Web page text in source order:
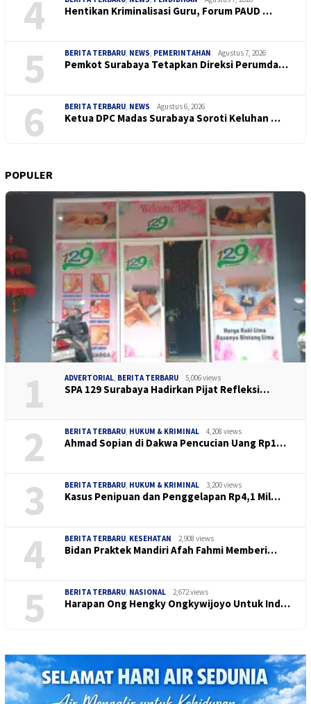
4 Hentikan Kriminalisasi Guru, Forum PAUD …
5 BERITA TERBARU, NEWS, PEMERINTAHAN Agustus 7, 2026
Pemkot Surabaya Tetapkan Direksi Perumda…
6 BERITA TERBARU, NEWS Agustus 6, 2026
Ketua DPC Madas Surabaya Soroti Keluhan …
POPULER
1 ADVERTORIAL, BERITA TERBARU 5,006 views
SPA 129 Surabaya Hadirkan Pijat Refleksi…
2 BERITA TERBARU, HUKUM & KRIMINAL 4,208 views
Ahmad Sopian di Dakwa Pencucian Uang Rp1…
3 BERITA TERBARU, HUKUM & KRIMINAL 3,200 views
Kasus Penipuan dan Penggelapan Rp4,1 Mil…
4 BERITA TERBARU, KESEHATAN 2,908 views
Bidan Praktek Mandiri Afah Fahmi Memberi…
5 BERITA TERBARU, NASIONAL 2,672 views
Harapan Ong Hengky Ongkywijoyo Untuk Ind…